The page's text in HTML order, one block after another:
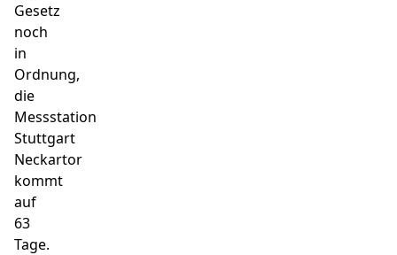
Gesetz
noch
in
Ordnung,
die
Messstation
Stuttgart
Neckartor
kommt
auf
63
Tage.